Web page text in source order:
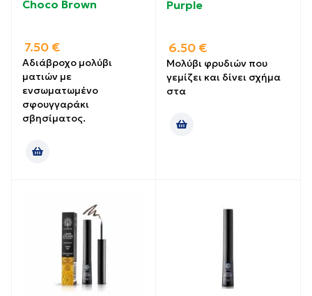
Choco Brown
7.50 €
Αδιάβροχο μολύβι
µατιών µε
ενσωματωμένο
σφουγγαράκι
σβησίματος.
Purple
6.50 €
Μολύβι φρυδιών που
γεμίζει και δίνει σχήμα
στα